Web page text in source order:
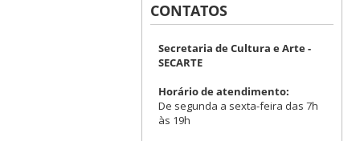
CONTATOS
Secretaria de Cultura e Arte -
SECARTE
Horário de atendimento:
De segunda a sexta-feira das 7h
às 19h